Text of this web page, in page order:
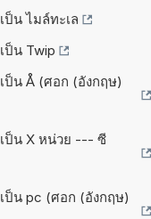
ป็น ไมล์ทะเล
ป็น Twip
ป็น Å (ศอก (อังกฤษ)
ป็น X หน่วย --- ซี
ป็น pc (ศอก (อังกฤษ)